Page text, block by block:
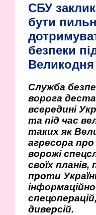
СБУ
бути
безпеки
Великодня
Служба
ворога
всередині
та під час
таких як
агресора
ворожі
своїх
проти
диверсій.